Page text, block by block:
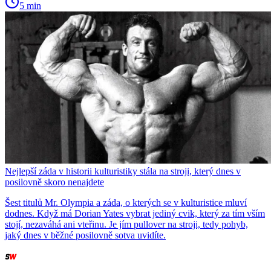
5 min
Nejlepší záda v historii kulturistiky stála na stroji, který dnes v
posilovně skoro nenajdete
Šest titulů Mr. Olympia a záda, o kterých se v kulturistice mluví
dodnes. Když má Dorian Yates vybrat jediný cvik, který za tím vším
stojí, nezaváhá ani vteřinu. Je jím pullover na stroji, tedy pohyb,
jaký dnes v běžné posilovně sotva uvidíte.